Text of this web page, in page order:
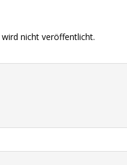
nicht veröffentlicht.